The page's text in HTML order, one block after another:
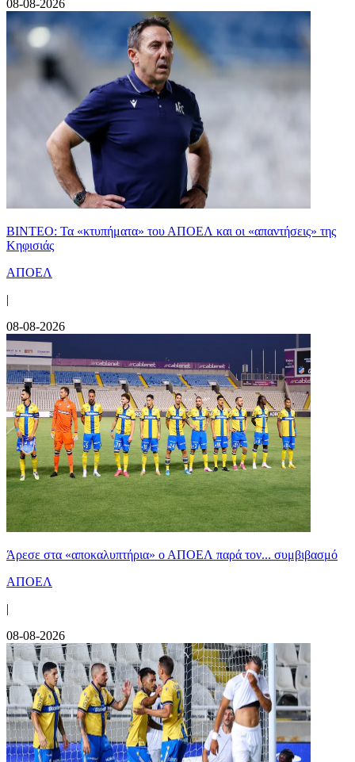
08-08-2026
ΒΙΝΤΕΟ: Τα «κτυπήματα» του ΑΠΟΕΛ και οι «απαντήσεις» της
Κηφισιάς
ΑΠΟΕΛ
|
08-08-2026
Άρεσε στα «αποκαλυπτήρια» ο ΑΠΟΕΛ παρά τον... συμβιβασμό
ΑΠΟΕΛ
|
08-08-2026